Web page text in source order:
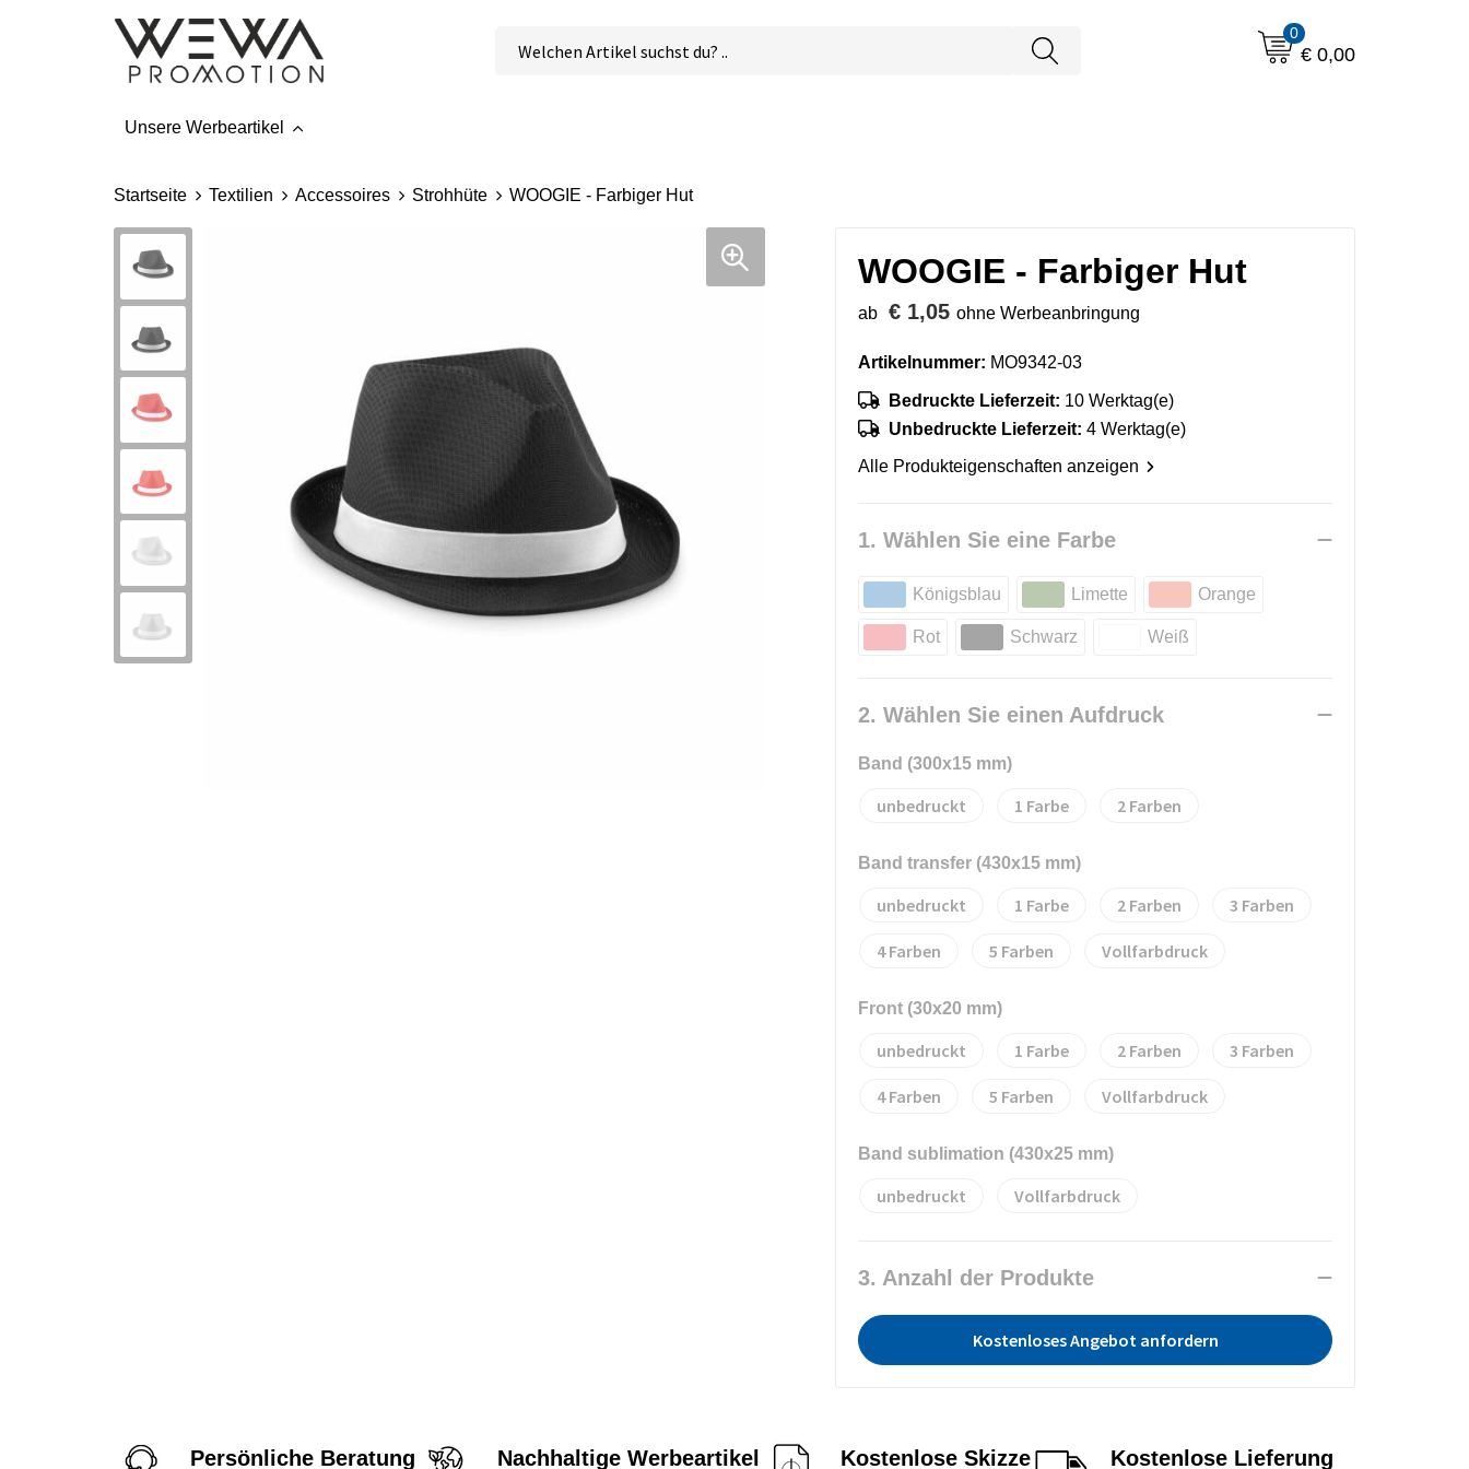
0
€ 0,00
Unsere Werbeartikel
Startseite Textilien Accessoires Strohhüte WOOGIE - Farbiger Hut
WOOGIE - Farbiger Hut
ab € 1,05 ohne Werbeanbringung
Artikelnummer: MO9342-03
Bedruckte Lieferzeit: 10 Werktag(e)
Unbedruckte Lieferzeit: 4 Werktag(e)
Alle Produkteigenschaften anzeigen
1. Wählen Sie eine Farbe
Königsblau Limette Orange
Rot Schwarz Weiß
2. Wählen Sie einen Aufdruck
Band (300x15 mm)
unbedruckt 1 2
Band transfer (430x15 mm)
unbedruckt 1 2 3
4 5 Vollfarbdruck
Front (30x20 mm)
unbedruckt 1 2 3
4 5 Vollfarbdruck
Band sublimation (430x25 mm)
unbedruckt Vollfarbdruck
3. Anzahl der Produkte
Kostenloses Angebot anfordern
Persönliche Beratung Nachhaltige Werbeartikel Kostenlose Skizze Kostenlose Lieferung